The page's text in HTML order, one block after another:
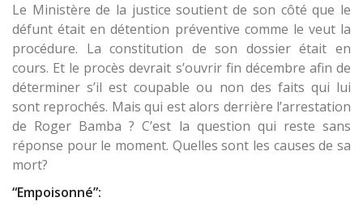
Le Ministère de la justice soutient de son côté que le
défunt était en détention préventive comme le veut la
procédure. La constitution de son dossier était en
cours. Et le procès devrait s’ouvrir fin décembre afin de
déterminer s’il est coupable ou non des faits qui lui
sont reprochés. Mais qui est alors derrière l’arrestation
de Roger Bamba ? C’est la question qui reste sans
réponse pour le moment. Quelles sont les causes de sa
mort?
“Empoisonné”: